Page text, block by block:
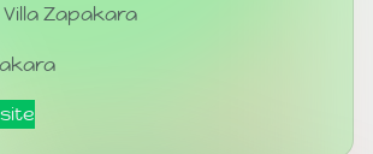
Zapakara